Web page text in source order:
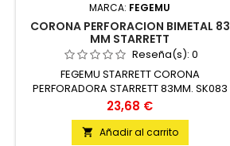
MARCA: FEGEMU
CORONA PERFORACION BIMETAL 83
MM STARRETT
Reseña(s): 0
FEGEMU STARRETT CORONA
PERFORADORA STARRETT 83MM. SK083
UNIDAD
Precio
23,68 €
 Añadir al carrito